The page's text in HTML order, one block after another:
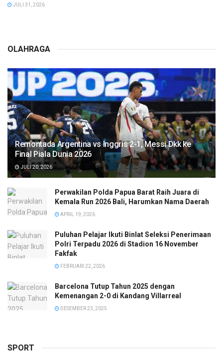
JULI 31, 2026
OLAHRAGA
Remontada Argentina vs Inggris 2-1, Messi Dkk ke
Final Piala Dunia 2026
JULI 20, 2026
Perwakilan Polda Papua Barat Raih Juara di
Kemala Run 2026 Bali, Harumkan Nama Daerah
APRIL 19, 2026
Puluhan Pelajar Ikuti Binlat Seleksi Penerimaan
Polri Terpadu 2026 di Stadion 16 November
Fakfak
FEBRUARI 22, 2026
Barcelona Tutup Tahun 2025 dengan
Kemenangan 2-0 di Kandang Villarreal
DESEMBER 23, 2025
SPORT